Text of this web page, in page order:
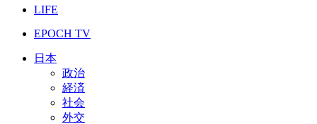
LIFE
EPOCH TV
日本
政治
経済
社会
外交